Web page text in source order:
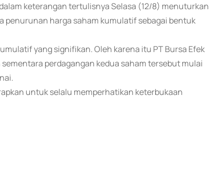
keterangan tertulisnya Selasa (12/8) menuturkan
penurunan harga saham kumulatif sebagai bentuk
yang signifikan. Oleh karena itu PT Bursa Efek
perdagangan kedua saham tersebut mulai
untuk selalu memperhatikan keterbukaan